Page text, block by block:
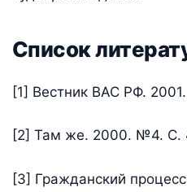
Список
[1] Вестник ВАС РФ.
[2] Там же. 2000. №4. С.
[3] Гражданский